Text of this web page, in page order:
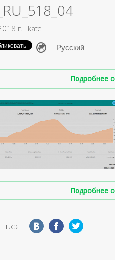
г. kate
Подробнее
Подробнее